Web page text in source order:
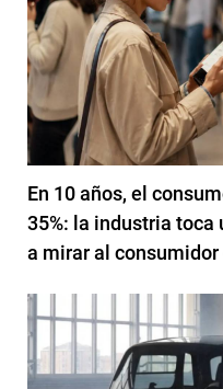
En 10 años, el
35%: la industria
a mirar al